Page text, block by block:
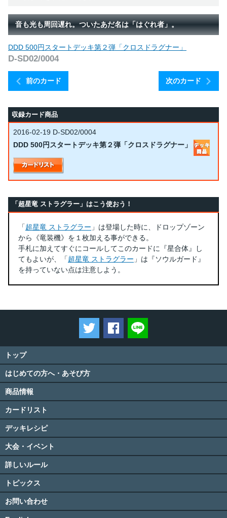
音も光も周回遅れ。ついたあだ名は「はぐれ者」。
前のカード
DDD 500円スタートデッキ第２弾「クロスドラグナー」
D-SD02/0004
次のカード
収録カード商品
2016-02-19 D-SD02/0004
DDD 500円スタートデッキ第２弾「クロスドラグナー」
「超星竜 ストラグラー」はこう使おう！
「超星竜 ストラグラー 」は登場した時に、ドロップゾーン
から《竜装機》を１枚加える事ができる。
手札に加えてすぐにコールしてこのカードに『星合体』し
てもよいが、「超星竜 ストラグラー 」は『ソウルガード』
を持っていない点は注意しよう。
ツイートするFacebookでシェアする
トップ
はじめての方へ・あそび方
商品情報
カードリスト
デッキレシピ
大会・イベント
詳しいルール
トピックス
お問い合わせ